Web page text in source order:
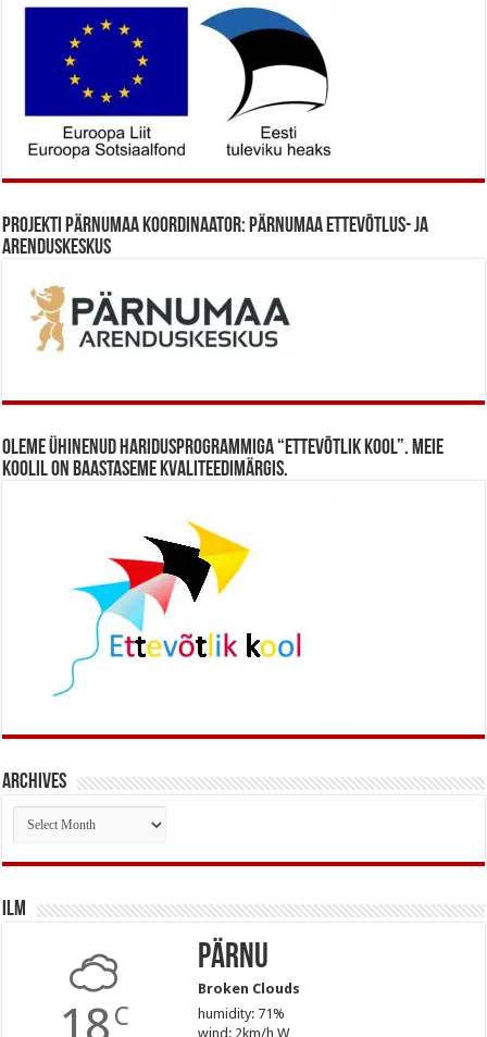
Projekti Pärnumaa koordinaator: Pärnumaa Ettevõtlus- ja
Arenduskeskus
Oleme ühinenud haridusprogrammiga “Ettevõtlik Kool”. Meie
koolil on baastaseme kvaliteedimärgis.
Archives
Archives
Ilm
C
Pärnu
Broken Clouds
humidity: 71%
wind: 2km/h W